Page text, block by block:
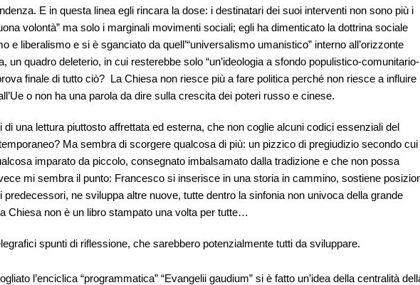
E in questa linea egli rincara la dose: i destinatari dei suoi interventi non sono più i
volontà” ma solo i marginali movimenti sociali; egli ha dimenticato la dottrina sociale
e liberalismo e si è sganciato da quell’“universalismo umanistico” interno all’orizzonte
un quadro deleterio, in cui resterebbe solo “un’ideologia a sfondo populistico-comunitario-
finale di tutto ciò? La Chiesa non riesce più a fare politica perché non riesce a influire
o non ha una parola da dire sulla crescita dei poteri russo e cinese.
di una lettura piuttosto affrettata ed esterna, che non coglie alcuni codici essenziali del
Ma sembra di scorgere qualcosa di più: un pizzico di pregiudizio secondo cui
imparato da piccolo, consegnato imbalsamato dalla tradizione e che non possa
mi sembra il punto: Francesco si inserisce in una storia in cammino, sostiene
predecessori, ne sviluppa altre nuove, tutte dentro la sinfonia non univoca della grande
Chiesa non è un libro stampato una volta per tutte…
spunti di riflessione, che sarebbero potenzialmente tutti da sviluppare.
l’enciclica “programmatica” “Evangelii gaudium” si è fatto un’idea della centralità